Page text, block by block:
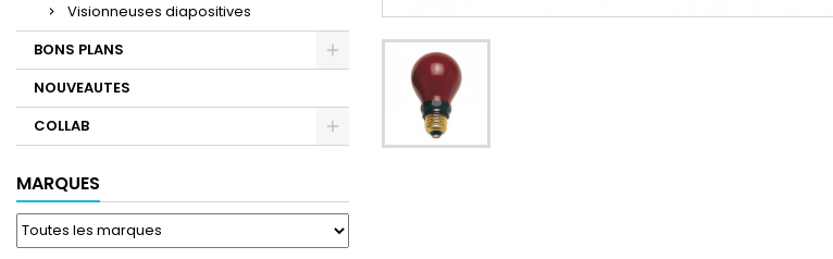
Visionneuses diapositives
BONS PLANS
NOUVEAUTES
COLLAB
MARQUES